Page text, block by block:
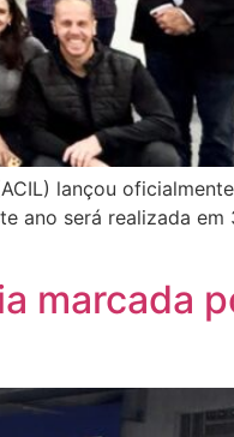
lançou
ano será realizada
marcada